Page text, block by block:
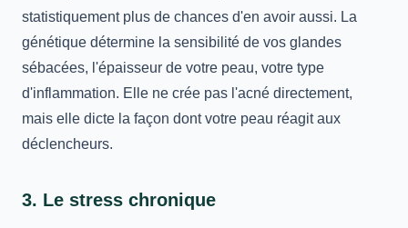
statistiquement plus de chances d'en avoir aussi. La
génétique détermine la sensibilité de vos glandes
sébacées, l'épaisseur de votre peau, votre type
d'inflammation. Elle ne crée pas l'acné directement,
mais elle dicte la façon dont votre peau réagit aux
déclencheurs.
3. Le stress chronique